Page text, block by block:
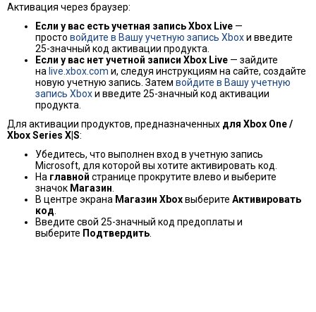
Активация через браузер:
Если у вас есть учетная запись Xbox Live —
просто войдите в Вашу учетную запись Xboxи введите
25-значный код активации продукта.
Если у вас нет учетной записи Xbox Live — зайдите
на live.xbox.com и, следуя инструкциям на сайте, создайте
новую учетную запись. Затем войдите в Вашу учетную
запись Xboxи введите 25-значный код активации
продукта.
Для активации продуктов, предназначенных для Xbox One /
Xbox Series X|S:
Убедитесь, что выполнен вход в учетную запись
Microsoft, для которой вы хотите активировать код.
На главной странице прокрутите влево и выберите
значок Магазин
В центре экрана Магазин Xboxвыберите Активировать
код
Введите свой 25-значный код предоплаты и
выберите Подтвердить